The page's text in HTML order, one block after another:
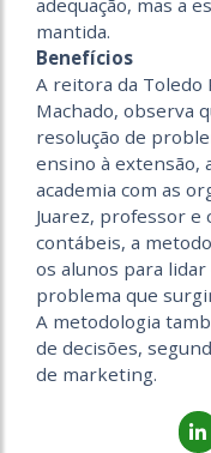
adequação, mas a
mantida.
Benefícios
A reitora da Toledo
Machado, observa
resolução de
ensino à extensão,
academia com as
Juarez, professor e
contábeis, a
os alunos para
problema que
A metodologia
de decisões,
de marketing.